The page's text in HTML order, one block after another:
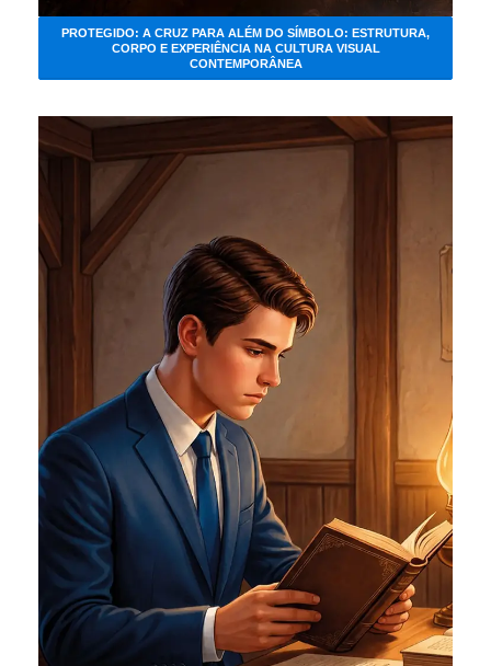
PROTEGIDO: A CRUZ PARA ALÉM DO SÍMBOLO: ESTRUTURA,
CORPO E EXPERIÊNCIA NA CULTURA VISUAL
CONTEMPORÂNEA